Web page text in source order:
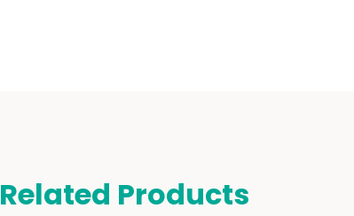
Related Products